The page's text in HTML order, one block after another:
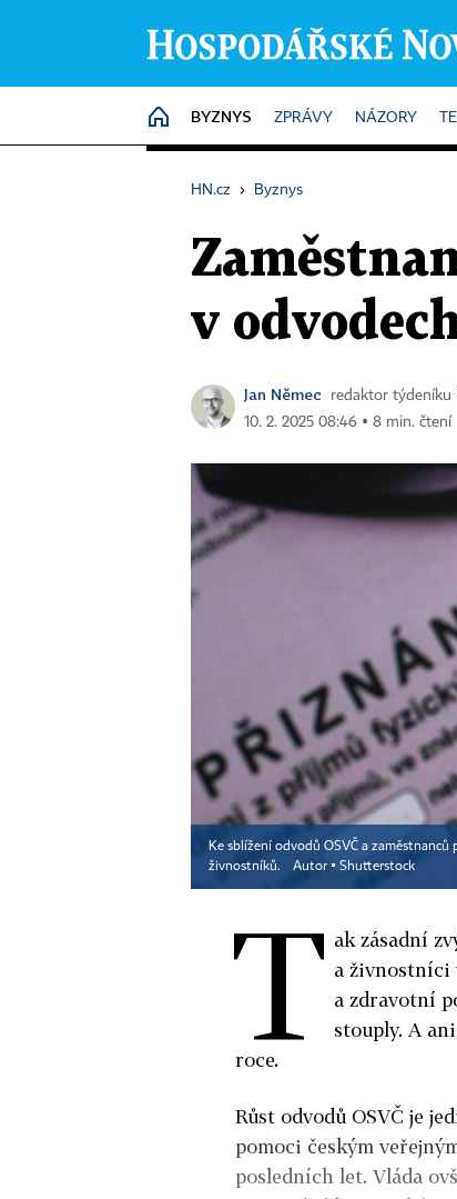
HOME
BYZNYS ZPRÁVY NÁZORY
HN.cz › Byznys
v
Jan Němec
redaktor týdeníku
10. 2. 2025 08:46 ▪ 8 min. čtení
Ke sblížení odvodů OSVČ a
živnostníků.
Autor ▪ Shutterstock
T ak zásadní
a živnostníci
a zdravotní
stouply. A
roce.
Růst odvodů OSVČ je
pomoci českým
posledních let. Vláda